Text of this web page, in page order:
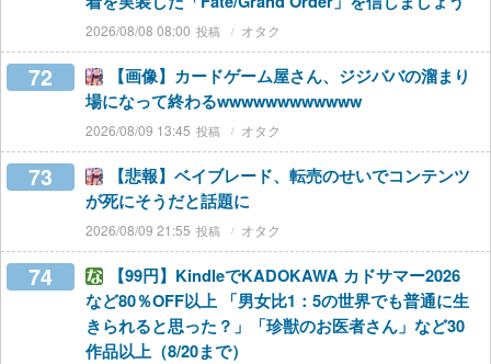
2026/08/08 08:00 オタク
72
【画像】カードゲーム屋さん、ジジババの溜まり
場になって終わるwwwwwwwwwwww
2026/08/09 13:45 オタク
73
【悲報】ベイブレード、転売のせいでコンテンツ
が死にそうだと話題に
2026/08/09 21:55 オタク
74
【99円】KindleでKADOKAWA カドサマー2026
など80％OFF以上 「男女比1：5の世界でも普通に生
きられると思った？」「珍獣のお医者さん」など30
作品以上（8/20まで）